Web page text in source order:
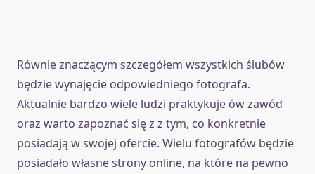
Równie znaczącym szczegółem wszystkich ślubów
będzie wynajęcie odpowiedniego fotografa.
Aktualnie bardzo wiele ludzi praktykuje ów zawód
oraz warto zapoznać się z z tym, co konkretnie
posiadają w swojej ofercie. Wielu fotografów będzie
posiadało własne strony online, na które na pewno